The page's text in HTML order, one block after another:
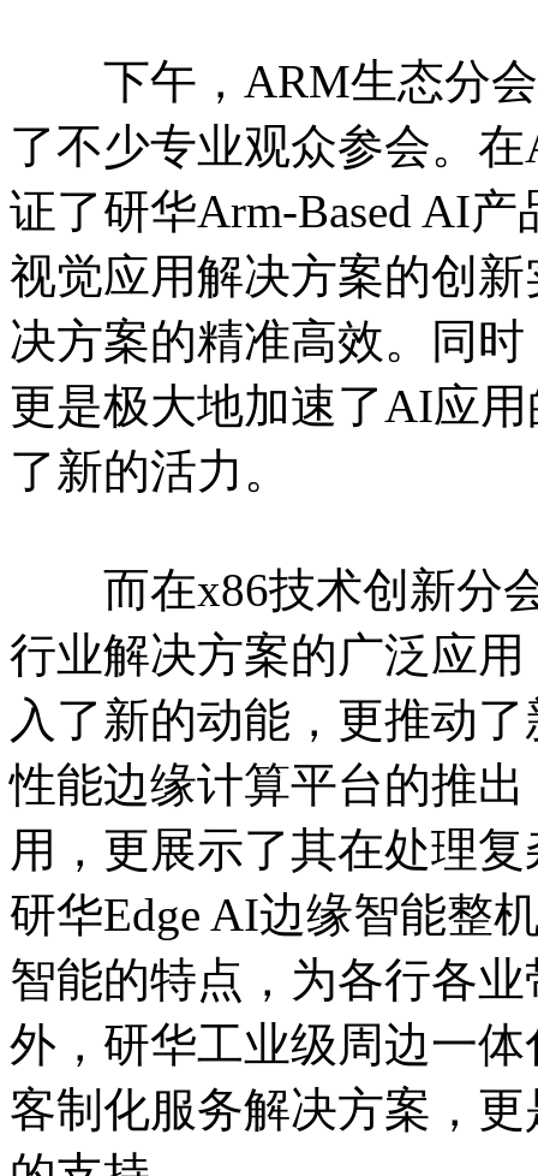
下午，ARM生态分会
了不少专业观众参会。
证了研华Arm-Based AI
视觉应用解决方案的创
决方案的精准高效。同
更是极大地加速了AI应
了新的活力。
而在x86技术创新分会
行业解决方案的广泛应
入了新的动能，更推动
性能边缘计算平台的推
用，更展示了其在处理
研华Edge AI边缘智能整
智能的特点，为各行各
外，研华工业级周边一
客制化服务解决方案，